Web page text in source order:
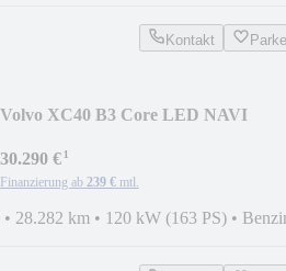
Kontakt
Volvo XC40 B3 Core LED NAVI
30.290 €¹
Finanzierung ab 239 € mtl.
• 28.282 km • 120 kW (163 PS) •